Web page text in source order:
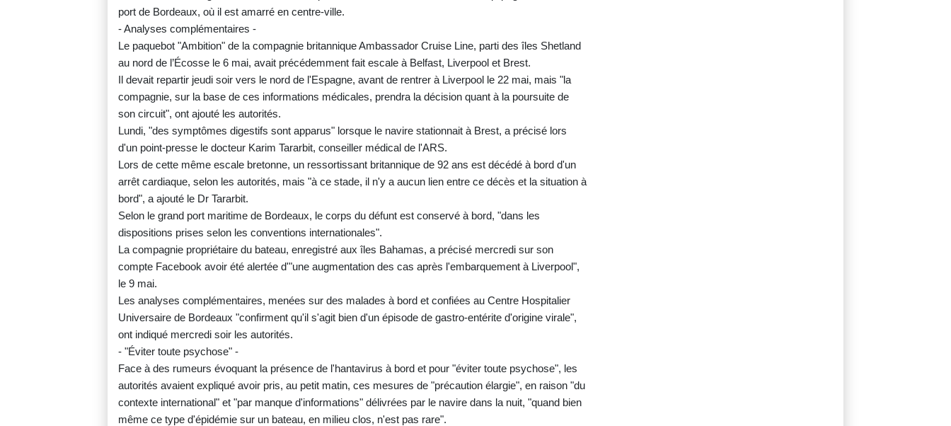
port de Bordeaux, où il est amarré en centre-ville.
- Analyses complémentaires -
Le paquebot "Ambition" de la compagnie britannique Ambassador Cruise Line, parti des îles Shetland
au nord de l’Écosse le 6 mai, avait précédemment fait escale à Belfast, Liverpool et Brest.
Il devait repartir jeudi soir vers le nord de l'Espagne, avant de rentrer à Liverpool le 22 mai, mais "la
compagnie, sur la base de ces informations médicales, prendra la décision quant à la poursuite de
son circuit", ont ajouté les autorités.
Lundi, "des symptômes digestifs sont apparus" lorsque le navire stationnait à Brest, a précisé lors
d'un point-presse le docteur Karim Tararbit, conseiller médical de l'ARS.
Lors de cette même escale bretonne, un ressortissant britannique de 92 ans est décédé à bord d'un
arrêt cardiaque, selon les autorités, mais "à ce stade, il n'y a aucun lien entre ce décès et la situation à
bord", a ajouté le Dr Tararbit.
Selon le grand port maritime de Bordeaux, le corps du défunt est conservé à bord, "dans les
dispositions prises selon les conventions internationales".
La compagnie propriétaire du bateau, enregistré aux îles Bahamas, a précisé mercredi sur son
compte Facebook avoir été alertée d'"une augmentation des cas après l'embarquement à Liverpool",
le 9 mai.
Les analyses complémentaires, menées sur des malades à bord et confiées au Centre Hospitalier
Universaire de Bordeaux "confirment qu'il s'agit bien d'un épisode de gastro-entérite d'origine virale",
ont indiqué mercredi soir les autorités.
- "Éviter toute psychose" -
Face à des rumeurs évoquant la présence de l'hantavirus à bord et pour "éviter toute psychose", les
autorités avaient expliqué avoir pris, au petit matin, ces mesures de "précaution élargie", en raison "du
contexte international" et "par manque d'informations" délivrées par le navire dans la nuit, "quand bien
même ce type d'épidémie sur un bateau, en milieu clos, n'est pas rare".